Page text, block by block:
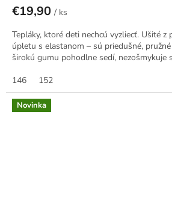
€19,90 / ks
Tepláky, ktoré deti nechcú vyzliecť. Ušité z
úpletu s elastanom – sú priedušné,
širokú gumu pohodlne sedí, nezošmykuje
146
152
Novinka